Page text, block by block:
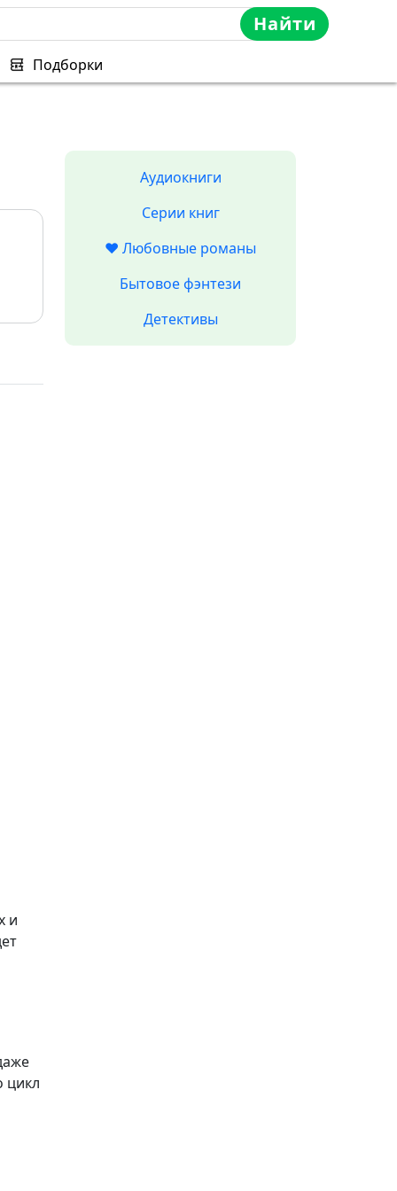
Найти
Подборки
и
цикл
Аудиокниги
Серии книг
❤️ Любовные романы
Бытовое фэнтези
Детективы